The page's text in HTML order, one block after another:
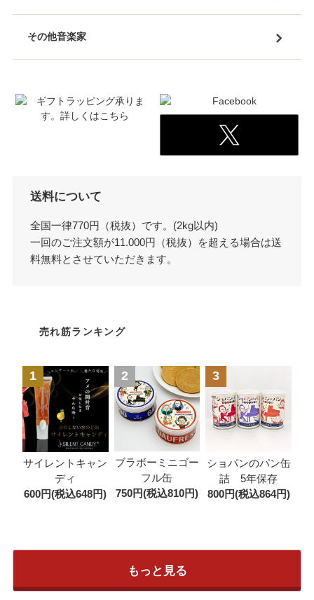
その他音楽家
送料について
全国一律770円（税抜）です。(2kg以内)
一回のご注文額が11.000円（税抜）を超える場合は送
料無料とさせていただきます。
売れ筋ランキング
1
サイレントキャン
ディ
600円(税込648円)
2
ブラボーミニゴー
フル缶
750円(税込810円)
3
ショパンのパン缶
詰 5年保存
800円(税込864円)
もっと見る